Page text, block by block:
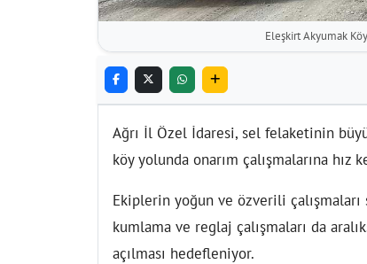
Eleşkirt Akyumak
Ağrı İl Özel İdaresi, sel felaketinin
köy yolunda onarım çalışmalarına hız
Ekiplerin yoğun ve özverili çalışmaları
kumlama ve reglaj çalışmaları da
açılması hedefleniyor.